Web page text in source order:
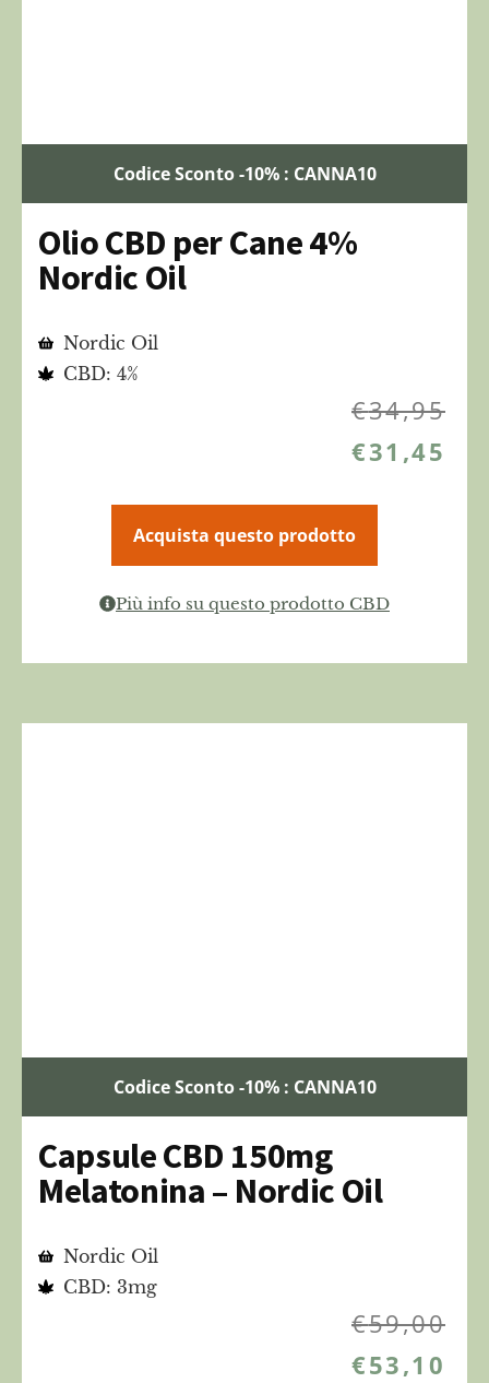
Codice Sconto -10% : CANNA10
Olio CBD per Cane 4%
Nordic Oil
Nordic Oil
CBD: 4%
€34,95
€31,45
Acquista questo prodotto
Più info su questo prodotto CBD
Codice Sconto -10% : CANNA10
Capsule CBD 150mg
Melatonina – Nordic Oil
Nordic Oil
CBD: 3mg
€59,00
€53,10